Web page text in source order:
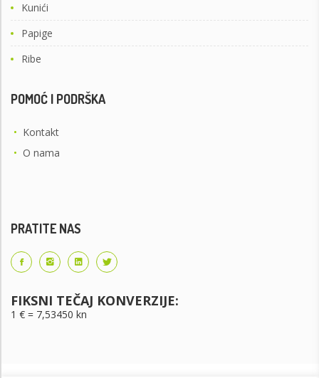
Kunići
Papige
Ribe
POMOĆ I PODRŠKA
• Kontakt
• O nama
PRATITE NAS
FIKSNI TEČAJ KONVERZIJE:
1 € = 7,53450 kn